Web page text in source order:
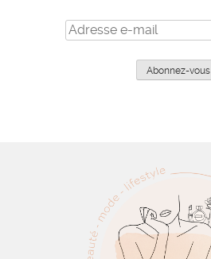
Adresse
e-
Abonnez-vous